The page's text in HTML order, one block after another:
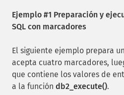
Ejemplo #1 Preparación y
SQL con marcadores
El siguiente ejemplo prepara
acepta cuatro marcadores,
que contiene los valores de
a la función db2_execute().